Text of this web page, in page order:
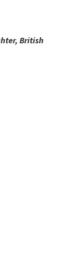
British